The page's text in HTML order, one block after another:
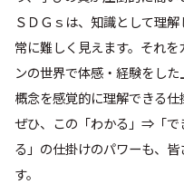
ＳＤＧｓは、知識として理
常に難しく見えます。それ
ンの世界で体感・経験をした
概念を感覚的に理解できる仕
ぜひ、この「わかる」⇒「
る」の仕掛けのパワーも、
す。